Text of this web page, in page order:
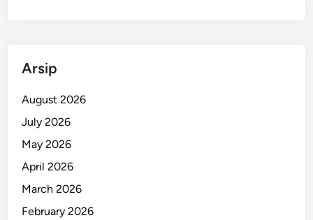
Arsip
August 2026
July 2026
May 2026
April 2026
March 2026
February 2026